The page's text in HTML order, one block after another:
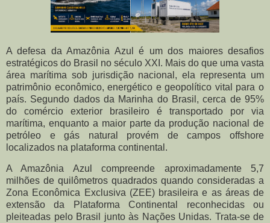
A defesa da Amazônia Azul é um dos maiores desafios
estratégicos do Brasil no século XXI. Mais do que uma vasta
área marítima sob jurisdição nacional, ela representa um
patrimônio econômico, energético e geopolítico vital para o
país. Segundo dados da Marinha do Brasil, cerca de 95%
do comércio exterior brasileiro é transportado por via
marítima, enquanto a maior parte da produção nacional de
petróleo e gás natural provém de campos offshore
localizados na plataforma continental.
A Amazônia Azul compreende aproximadamente 5,7
milhões de quilômetros quadrados quando consideradas a
Zona Econômica Exclusiva (ZEE) brasileira e as áreas de
extensão da Plataforma Continental reconhecidas ou
pleiteadas pelo Brasil junto às Nações Unidas. Trata-se de